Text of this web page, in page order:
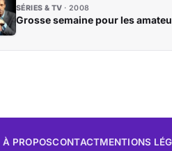
SÉRIES & TV 2008
Grosse semaine pour les
À PROPOSCONTACTMENTIONS